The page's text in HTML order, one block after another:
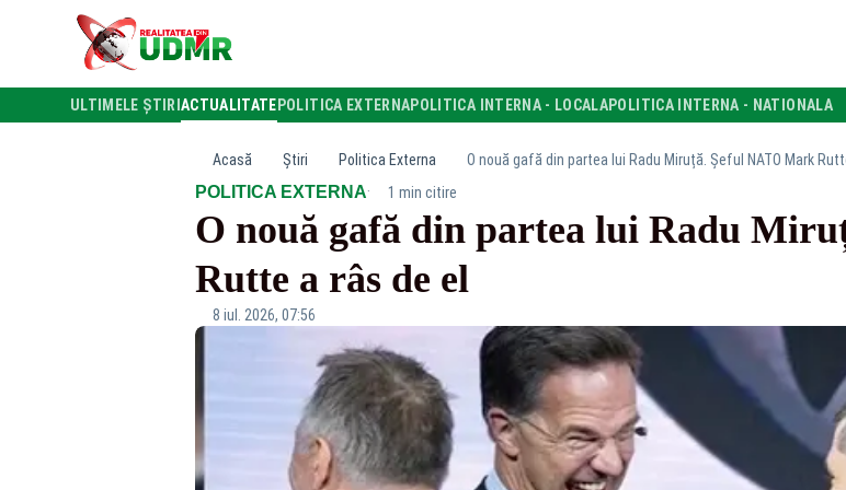
ULTIMELE ȘTIRI ACTUALITATE POLITICA EXTERNAPOLITICA INTERNA - LOCALAPOLITICA INTERNA - NATIONALA
Acasă Știri Politica Externa O nouă gafă din partea lui Radu Miruță. Șeful NATO Mark
POLITICA EXTERNA· 1 min citire
O nouă gafă din partea lui Radu
Rutte a râs de el
8 iul. 2026, 07:56